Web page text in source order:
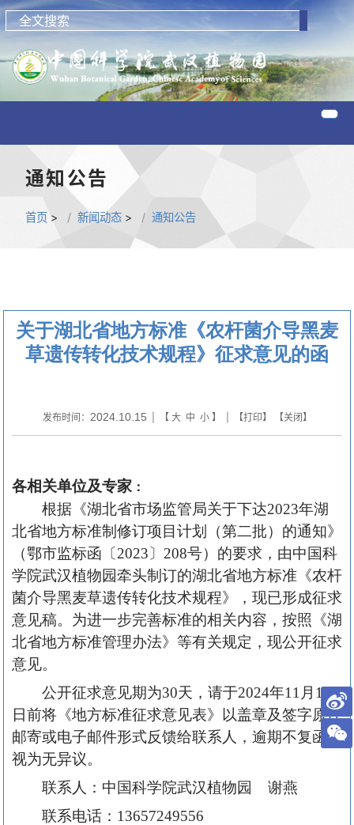
通知公告
首页 > 新闻动态 > 通知公告
关于湖北省地方标准《农杆菌介导黑麦
草遗传转化技术规程》征求意见的函
发布时间： 2024.10.15 | 【 大 中 小】 | 【打印】 【关闭】
各相关单位及专家 ：
根据《湖北省市场监管局关于下达2023年湖
北省地方标准制修订项目计划（第二批）的通知》
（鄂市监标函〔2023〕208号）的要求，由中国科
学院武汉植物园牵头制订的湖北省地方标准《农杆
菌介导黑麦草遗传转化技术规程》，现已形成征求
意见稿。为进一步完善标准的相关内容，按照《湖
北省地方标准管理办法》等有关规定，现公开征求
意见。
公开征求意见期为30天，请于2024年11月13
日前将《地方标准征求意见表》以盖章及签字原件
邮寄或电子邮件形式反馈给联系人，逾期不复函，
视为无异议。
联系人：中国科学院武汉植物园 谢燕
联系电话：13657249556